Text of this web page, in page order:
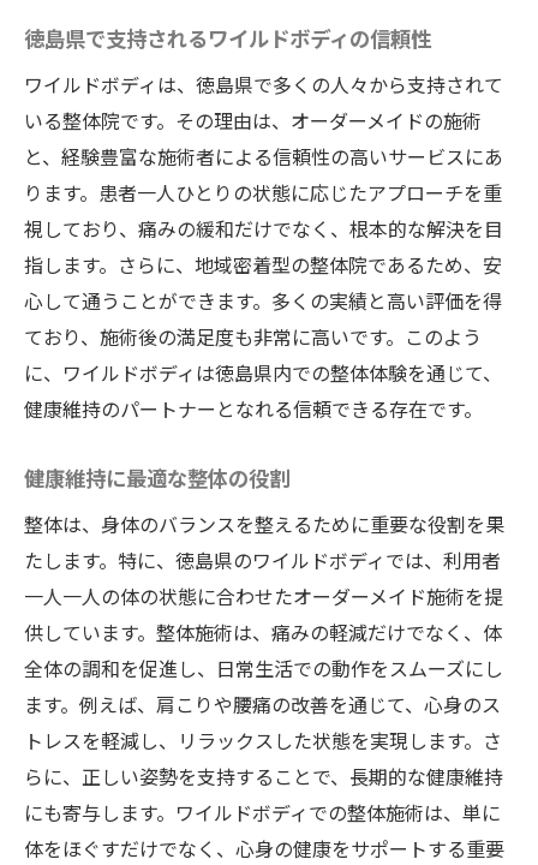
ワイルドボディのリラクゼーションメニュ
ー
常連客が語るワイルドボディの魅力
地域の健康拠点としての役割
ワイルドボディと地域社会のつながり
オーダーメイド施術が魅力徳島県の整体院ワイ
ルドボディの特長
個々のニーズに応えるオーダーメイド施術
の魅力
利用者の声から見る整体のカスタマイズ効
ワイルドボディの施術が他と異なる理由
健康状態に合わせた施術計画の立て方
パーソナライズされた整体の重要性
利用者が実感するオーダーメイド施術の効
果
整体の最先端技術を体感徳島県ワイルドボディ
での健康革命
最先端技術による整体の進化
ワイルドボディの技術革新とその影響
新しい整体技術の導入事例
徳島県で支持されるワイルドボディの信頼性
ワイルドボディは、徳島県で多くの人々から支持されて
いる整体院です。その理由は、オーダーメイドの施術
と、経験豊富な施術者による信頼性の高いサービスにあ
ります。患者一人ひとりの状態に応じたアプローチを重
視しており、痛みの緩和だけでなく、根本的な解決を目
指します。さらに、地域密着型の整体院であるため、安
心して通うことができます。多くの実績と高い評価を得
ており、施術後の満足度も非常に高いです。このよう
に、ワイルドボディは徳島県内での整体体験を通じて、
健康維持のパートナーとなれる信頼できる存在です。
健康維持に最適な整体の役割
整体は、身体のバランスを整えるために重要な役割を果
たします。特に、徳島県のワイルドボディでは、利用者
一人一人の体の状態に合わせたオーダーメイド施術を提
供しています。整体施術は、痛みの軽減だけでなく、体
全体の調和を促進し、日常生活での動作をスムーズにし
ます。例えば、肩こりや腰痛の改善を通じて、心身のス
トレスを軽減し、リラックスした状態を実現します。さ
らに、正しい姿勢を支持することで、長期的な健康維持
にも寄与します。ワイルドボディでの整体施術は、単に
体をほぐすだけでなく、心身の健康をサポートする重要